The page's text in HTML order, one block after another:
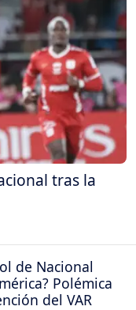
tras la
de Nacional
Polémica
del VAR